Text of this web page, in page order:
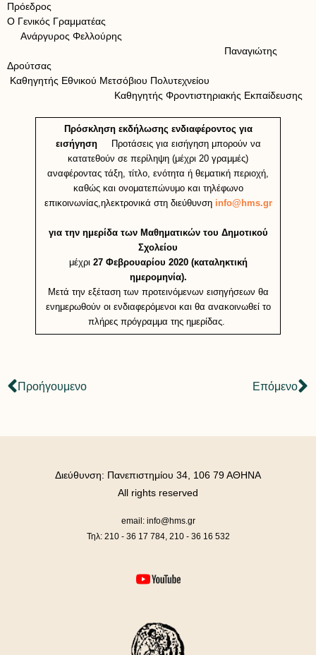
Πρόεδρος
Ο Γενικός Γραμματέας
Ανάργυρος Φελλούρης
Παναγιώτης
Δρούτσας
Καθηγητής Εθνικού Μετσόβιου Πολυτεχνείου
Καθηγητής Φροντιστηριακής Εκπαίδευσης
Πρόσκληση εκδήλωσης ενδιαφέροντος για
εισήγησηΠροτάσεις για εισήγηση μπορούν να
κατατεθούν σε περίληψη (μέχρι 20 γραμμές)
αναφέροντας τάξη, τίτλο, ενότητα ή θεματική περιοχή,
καθώς και ονοματεπώνυμο και τηλέφωνο
επικοινωνίας,ηλεκτρονικά στη διεύθυνση info@hms.gr
για την ημερίδα των Μαθηματικών του Δημοτικού
Σχολείου
μέχρι 27 Φεβρουαρίου 2020 (καταληκτική
ημερομηνία).
Μετά την εξέταση των προτεινόμενων εισηγήσεων θα
ενημερωθούν οι ενδιαφερόμενοι και θα ανακοινωθεί το
πλήρες πρόγραμμα της ημερίδας.
Προήγουμενο Επόμενο
email: info@hms.gr
Τηλ: 210 - 36 17 784, 210 - 36 16 532
Διεύθυνση: Πανεπιστημίου 34, 106 79 ΑΘΗΝΑ
All rights reserved